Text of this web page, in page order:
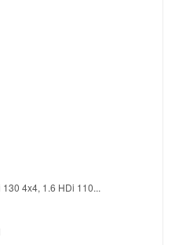
4x4, 1.6 HDi 110...